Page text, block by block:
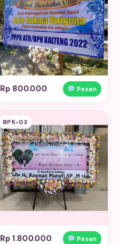
Rp 800.000 Pesan
BPK-03
Rp 1.800.000 Pesan